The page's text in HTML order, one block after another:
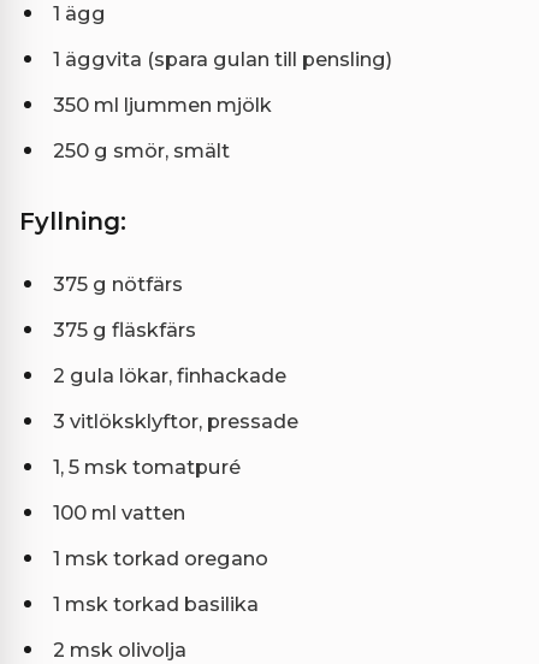
1 ägg
1 äggvita (spara gulan till pensling)
350 ml ljummen mjölk
250 g smör, smält
Fyllning:
375 g nötfärs
375 g fläskfärs
2 gula lökar, finhackade
3 vitlöksklyftor, pressade
1, 5 msk tomatpuré
100 ml vatten
1 msk torkad oregano
1 msk torkad basilika
2 msk olivolja